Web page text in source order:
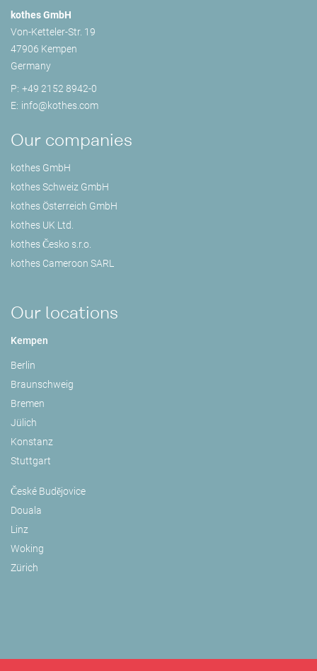
kothes GmbH
Von-Ketteler-Str. 19
47906 Kempen
Germany
P: +49 2152 8942-0
E: info@kothes.com
Our companies
kothes GmbH
kothes Schweiz GmbH
kothes Österreich GmbH
kothes UK Ltd.
kothes Česko s.r.o.
kothes Cameroon SARL
Our locations
Kempen
Berlin
Braunschweig
Bremen
Jülich
Konstanz
Stuttgart
České Budějovice
Douala
Linz
Woking
Zürich